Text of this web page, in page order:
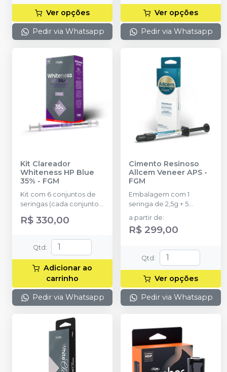
Ver opções
Pedir via Whatsapp
Ver opções
Pedir via Whatsapp
Kit Clareador
Whiteness HP Blue
35% - FGM
Kit com 6 conjuntos de
seringas (cada conjunto
Peróxido de Hidrogênio
Espessante com 0,36g,
1,2g no total em cada
conjunto) + Top Dam
Verde com 2g + 6
ponteiras + Neutralizante
com 2g + 6 dispositivos
de acoplamento das
R$ 330,00
Qtd:
Adicionar ao
carrinho
Pedir via Whatsapp
Cimento Resinoso
Allcem Veneer APS -
FGM
Embalagem com 1
seringa de 2,5g + 5
ponteiras.
a partir de:
R$ 299,00
Qtd:
Ver opções
Pedir via Whatsapp